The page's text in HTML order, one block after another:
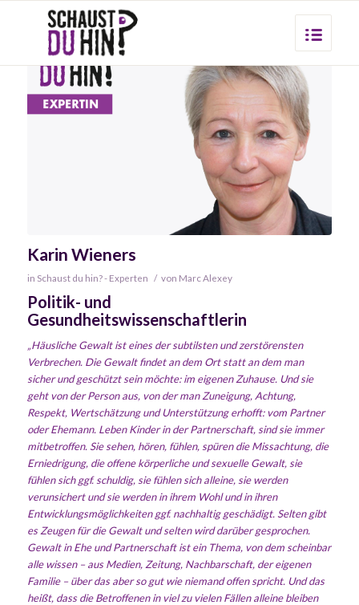
Karin Wieners
in Schaust du hin? - Experten / von Marc Alexey
Politik- und
Gesundheitswissenschaftlerin
„Häusliche Gewalt ist eines der subtilsten und zerstörensten
Verbrechen. Die Gewalt findet an dem Ort statt an dem man
sicher und geschützt sein möchte: im eigenen Zuhause. Und sie
geht von der Person aus, von der man Zuneigung, Achtung,
Respekt, Wertschätzung und Unterstützung erhofft: vom Partner
oder Ehemann. Leben Kinder in der Partnerschaft, sind sie immer
mitbetroffen. Sie sehen, hören, fühlen, spüren die Missachtung, die
Erniedrigung, die offene körperliche und sexuelle Gewalt, sie
fühlen sich ggf. schuldig, sie fühlen sich alleine, sie werden
verunsichert und sie werden in ihrem Wohl und in ihren
Entwicklungsmöglichkeiten ggf. nachhaltig geschädigt. Selten gibt
es Zeugen für die Gewalt und selten wird darüber gesprochen.
Gewalt in Ehe und Partnerschaft ist ein Thema, von dem scheinbar
alle wissen – aus Medien, Zeitung, Nachbarschaft, der eigenen
Familie – über das aber so gut wie niemand offen spricht. Und das
heißt, dass die Betroffenen in viel zu vielen Fällen alleine bleiben